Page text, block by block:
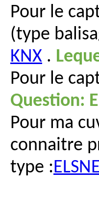
Pour le
(type
KNX .
Pour le
Question:
Pour ma
connaitre
type :